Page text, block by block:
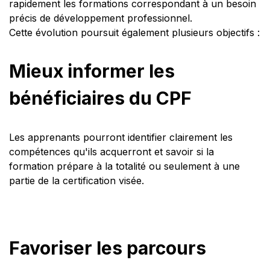
rapidement les formations correspondant à un besoin
précis de développement professionnel.
Cette évolution poursuit également plusieurs objectifs :
Mieux informer les
bénéficiaires du CPF
Les apprenants pourront identifier clairement les
compétences qu'ils acquerront et savoir si la
formation prépare à la totalité ou seulement à une
partie de la certification visée.
Favoriser les parcours